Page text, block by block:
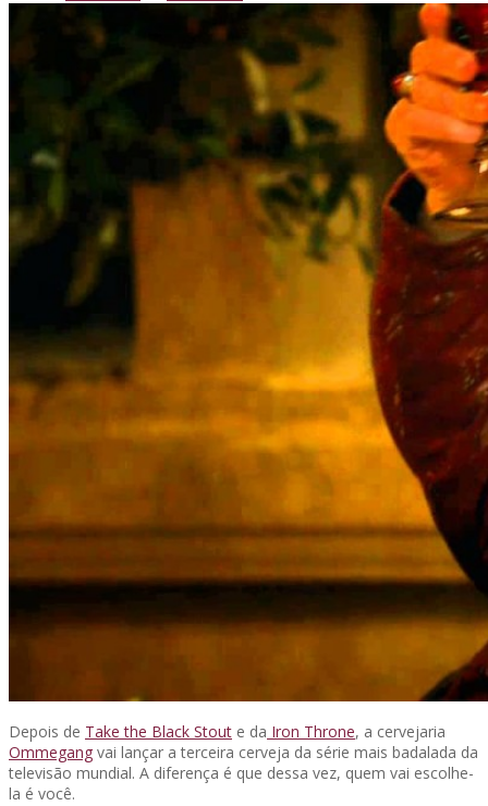
Depois de Take the Black Stout e da Iron Throne, a cervejaria
Ommegang vai lançar a terceira cerveja da série mais badalada da
televisão mundial. A diferença é que dessa vez, quem vai escolhe-
la é você.